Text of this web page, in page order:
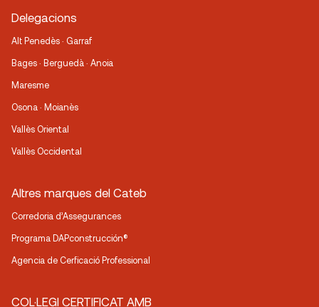
Delegacions
Alt Penedès · Garraf
Bages · Berguedà · Anoia
Maresme
Osona · Moianès
Vallès Oriental
Vallès Occidental
Altres marques del Cateb
Corredoria d’Assegurances
Programa DAPconstrucción®
Agencia de Cerficació Professional
COL·LEGI CERTIFICAT AMB